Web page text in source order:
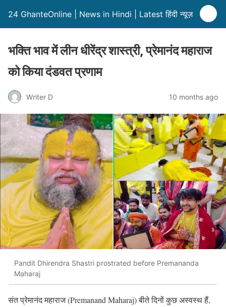
24 GhanteOnline | News in Hindi | Latest हिंदी न्यूज़
भक्ति भाव में लीन धीरेंद्र शास्त्री, प्रेमानंद महाराज
को किया दंडवत प्रणाम
Writer D 10 months ago
Pandit Dhirendra Shastri prostrated before Premananda
Maharaj
संत प्रेमानंद महाराज (Premanand Maharaj) बीते दिनों कुछ अस्वस्थ हैं,